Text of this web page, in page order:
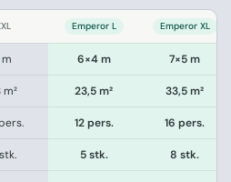
Emperor L Emperor XL
m 6×4 m 7×5 m
m² 23,5 m² 33,5 m²
12 pers. 16 pers.
5 stk. 8 stk.